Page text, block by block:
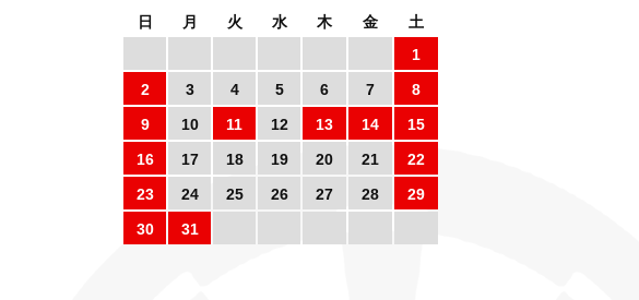
日 月 火 水 木 金
土
1
2
3 4 5 6 7
8
9
10 11 12 13 14
15
16
17 18 19 20 21
22
23
24 25 26 27 28
29
30
31